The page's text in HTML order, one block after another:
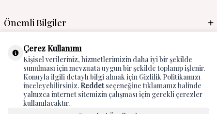
Önemli Bilgiler
Mayo İmalat & Toptan
Global Manufacturer
Adres & İletişim
Çerez Kullanımı
Kişisel verileriniz, hizmetlerimizin daha iyi bir şekilde
sunulması için mevzuata uygun bir şekilde toplanıp işlenir.
Konuyla ilgili detaylı bilgi almak için Gizlilik Politikamızı
inceleyebilirsiniz. Reddetseçeneğine tıklamanız halinde
yalnızca internet sitemizin çalışması için gerekli çerezler
kullanılacaktır.